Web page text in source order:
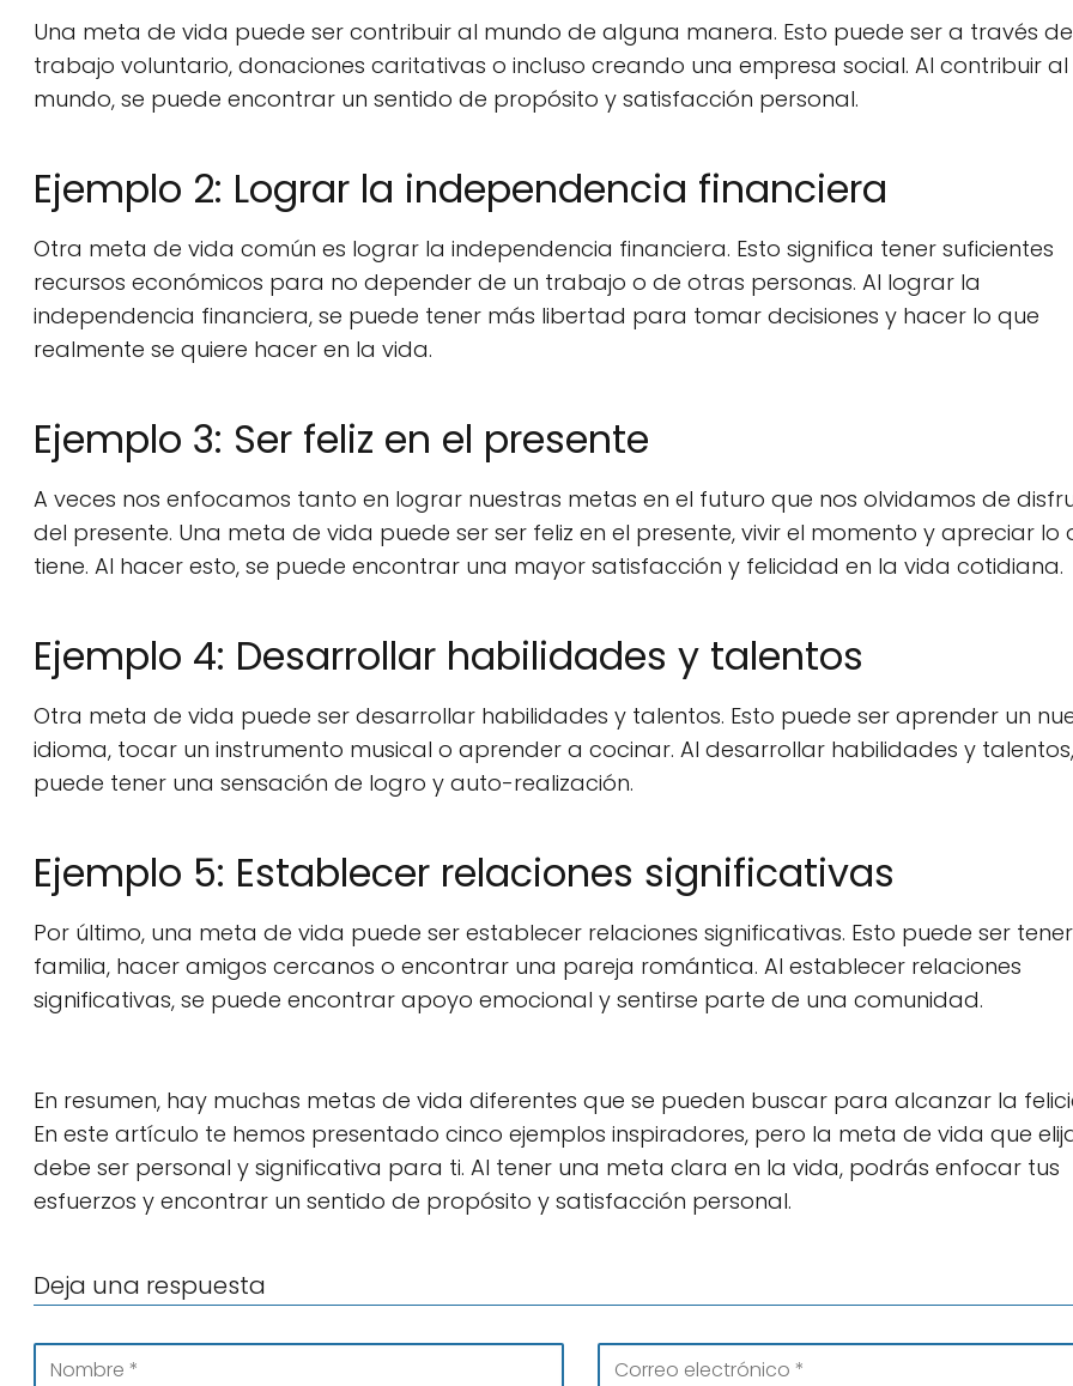
Una meta de vida puede ser contribuir al mundo de alguna manera. Esto puede ser a través de
trabajo voluntario, donaciones caritativas o incluso creando una empresa social. Al contribuir al
mundo, se puede encontrar un sentido de propósito y satisfacción personal.
Ejemplo 2: Lograr la independencia financiera
Otra meta de vida común es lograr la independencia financiera. Esto significa tener suficientes
recursos económicos para no depender de un trabajo o de otras personas. Al lograr la
independencia financiera, se puede tener más libertad para tomar decisiones y hacer lo que
realmente se quiere hacer en la vida.
Ejemplo 3: Ser feliz en el presente
A veces nos enfocamos tanto en lograr nuestras metas en el futuro que nos olvidamos de
del presente. Una meta de vida puede ser ser feliz en el presente, vivir el momento y apreciar lo
tiene. Al hacer esto, se puede encontrar una mayor satisfacción y felicidad en la vida cotidiana.
Ejemplo 4: Desarrollar habilidades y talentos
Otra meta de vida puede ser desarrollar habilidades y talentos. Esto puede ser aprender un
idioma, tocar un instrumento musical o aprender a cocinar. Al desarrollar habilidades y
puede tener una sensación de logro y auto-realización.
Ejemplo 5: Establecer relaciones significativas
Por último, una meta de vida puede ser establecer relaciones significativas. Esto puede ser
familia, hacer amigos cercanos o encontrar una pareja romántica. Al establecer relaciones
significativas, se puede encontrar apoyo emocional y sentirse parte de una comunidad.
En resumen, hay muchas metas de vida diferentes que se pueden buscar para alcanzar la
En este artículo te hemos presentado cinco ejemplos inspiradores, pero la meta de vida que
debe ser personal y significativa para ti. Al tener una meta clara en la vida, podrás enfocar tus
esfuerzos y encontrar un sentido de propósito y satisfacción personal.
Deja una respuesta